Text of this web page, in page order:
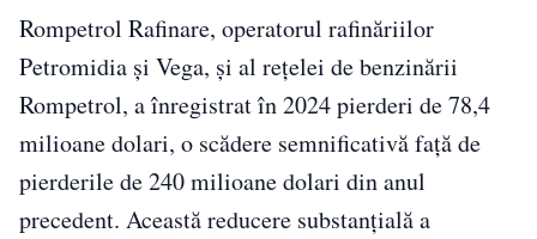
Rompetrol Rafinare, operatorul rafinăriilor
Petromidia și Vega, și al rețelei de benzinării
Rompetrol, a înregistrat în 2024 pierderi de 78,4
milioane dolari, o scădere semnificativă față de
pierderile de 240 milioane dolari din anul
precedent. Această reducere substanțială a